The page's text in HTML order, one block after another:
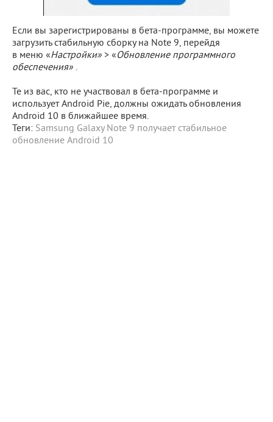
Если вы зарегистрированы в бета-программе, вы можете
загрузить стабильную сборку на Note 9, перейдя
в меню «Настройки» > «Обновление программного
обеспечения» .
Те из вас, кто не участвовал в бета-программе и
использует Android Pie, должны ожидать обновления
Android 10 в ближайшее время.
Теги: Samsung Galaxy Note 9 получает стабильное
обновление Android 10